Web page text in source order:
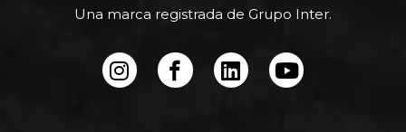
Una marca registrada de Grupo Inter.